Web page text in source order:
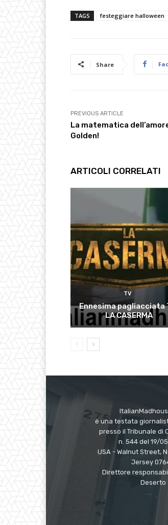
TAGS festeggiare halloween
Share
PREVIOUS ARTICLE
La matematica
Golden!
ARTICOLI CORRELATI
TV
Ennesima pagliacciata
LA CASERMA
è una testata
presso il Tribunale di
n. 544 del 19/
USA - Walnut Street,
Jersey
Direttore
Deserto